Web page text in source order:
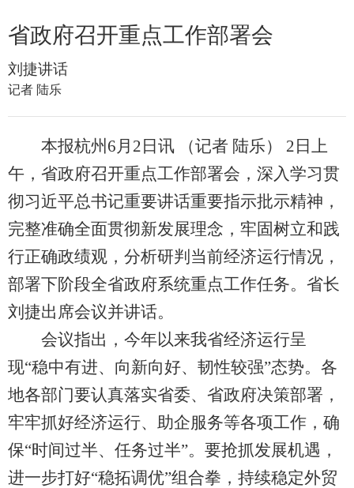
省政府召开重点工作部署会
刘捷讲话
记者 陆乐
本报杭州6月2日讯 （记者 陆乐） 2日上
午，省政府召开重点工作部署会，深入学习贯
彻习近平总书记重要讲话重要指示批示精神，
完整准确全面贯彻新发展理念，牢固树立和践
行正确政绩观，分析研判当前经济运行情况，
部署下阶段全省政府系统重点工作任务。省长
刘捷出席会议并讲话。
会议指出，今年以来我省经济运行呈
现“稳中有进、向新向好、韧性较强”态势。各
地各部门要认真落实省委、省政府决策部署，
牢牢抓好经济运行、助企服务等各项工作，确
保“时间过半、任务过半”。要抢抓发展机遇，
进一步打好“稳拓调优”组合拳，持续稳定外贸